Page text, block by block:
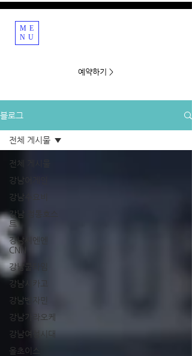
예약하기 >
ME
NU
블로그
전체 게시물
강남어게인
강남수요비
강남 정통호스
트
강남씨엔엔
CNN
강남쿨타임
강남시카고
강남벤자민
강남가라오케
강남여성시대
올초이스
전체 게시물